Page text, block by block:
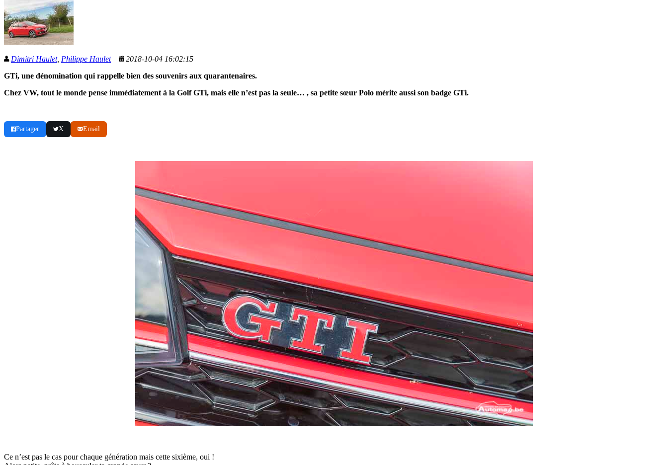
Dimitri Haulet, Philippe Haulet
2018-10-04 16:02:15
GTi, une dénomination qui rappelle bien des souvenirs aux quarantenaires.
Chez VW, tout le monde pense immédiatement à la Golf GTi, mais elle n’est pas la seule… , sa petite sœur Polo mérite aussi son badge GTi.
Partager X Email
Ce n’est pas le cas pour chaque génération mais cette sixième, oui !